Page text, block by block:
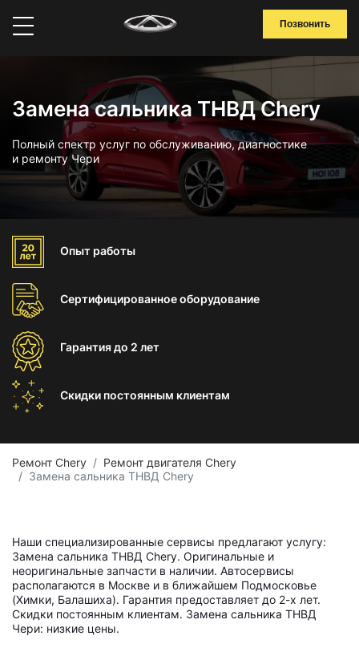
Позвонить
Замена сальника ТНВД Chery
Полный спектр услуг по обслуживанию, диагностике
и ремонту Чери
Опыт работы
Сертифицированноеоборудование
Гарантиядо 2 лет
Скидки постоянным клиентам
Ремонт Chery
Ремонт двигателя Chery
Замена сальника ТНВД Chery
Наши специализированные сервисы предлагают услугу:
Замена сальника ТНВД Chery. Оригинальные и
неоригинальные запчасти в наличии. Автосервисы
располагаются в Москве и в ближайшем Подмосковье
(Химки, Балашиха). Гарантия предоставляет до 2-х лет.
Скидки постоянным клиентам. Замена сальника ТНВД
Чери: низкие цены.